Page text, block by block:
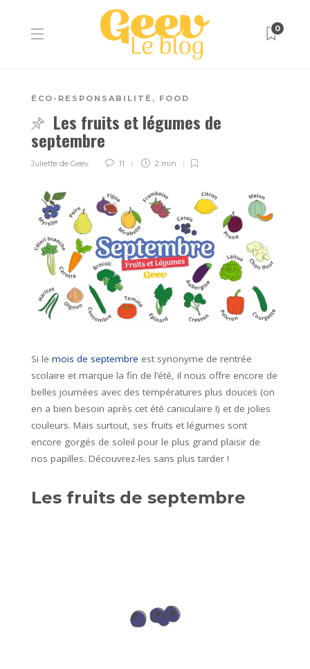
0
ÉCO-RESPONSABILITÉ , FOOD
Les fruits et légumes de
septembre
Juliette de Geev 11 2 min
Si le mois de septembre est synonyme de rentrée
scolaire et marque la fin de l’été, il nous offre encore de
belles journées avec des températures plus douces (on
en a bien besoin après cet été caniculaire !) et de jolies
couleurs. Mais surtout, ses fruits et légumes sont
encore gorgés de soleil pour le plus grand plaisir de
nos papilles. Découvrez-les sans plus tarder !
Les fruits de septembre